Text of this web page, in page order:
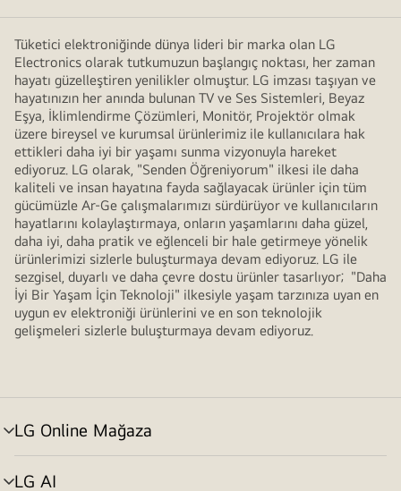
Tüketici elektroniğinde dünya lideri bir marka olan LG
Electronics olarak tutkumuzun başlangıç noktası, her zaman
hayatı güzelleştiren yenilikler olmuştur. LG imzası taşıyan ve
hayatınızın her anında bulunan TV ve Ses Sistemleri, Beyaz
Eşya, İklimlendirme Çözümleri, Monitör, Projektör olmak
üzere bireysel ve kurumsal ürünlerimiz ile kullanıcılara hak
ettikleri daha iyi bir yaşamı sunma vizyonuyla hareket
ediyoruz. LG olarak, "Senden Öğreniyorum" ilkesi ile daha
kaliteli ve insan hayatına fayda sağlayacak ürünler için tüm
gücümüzle Ar-Ge çalışmalarımızı sürdürüyor ve kullanıcıların
hayatlarını kolaylaştırmaya, onların yaşamlarını daha güzel,
daha iyi, daha pratik ve eğlenceli bir hale getirmeye yönelik
ürünlerimizi sizlerle buluşturmaya devam ediyoruz. LG ile
sezgisel, duyarlı ve daha çevre dostu ürünler tasarlıyor; "Daha
İyi Bir Yaşam İçin Teknoloji" ilkesiyle yaşam tarzınıza uyan en
uygun ev elektroniği ürünlerini ve en son teknolojik
gelişmeleri sizlerle buluşturmaya devam ediyoruz.
LG Online Mağaza
menü
değiştir
LG AI